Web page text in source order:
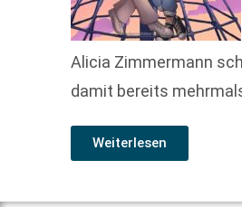
Alicia Zimmermann
damit bereits
Weiterlesen